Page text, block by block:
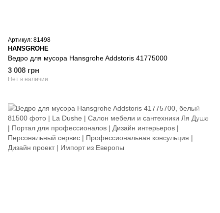
Артикул: 81498
HANSGROHE
Ведро для мусора Hansgrohe Addstoris 41775000
3 008 грн
Нет в наличии